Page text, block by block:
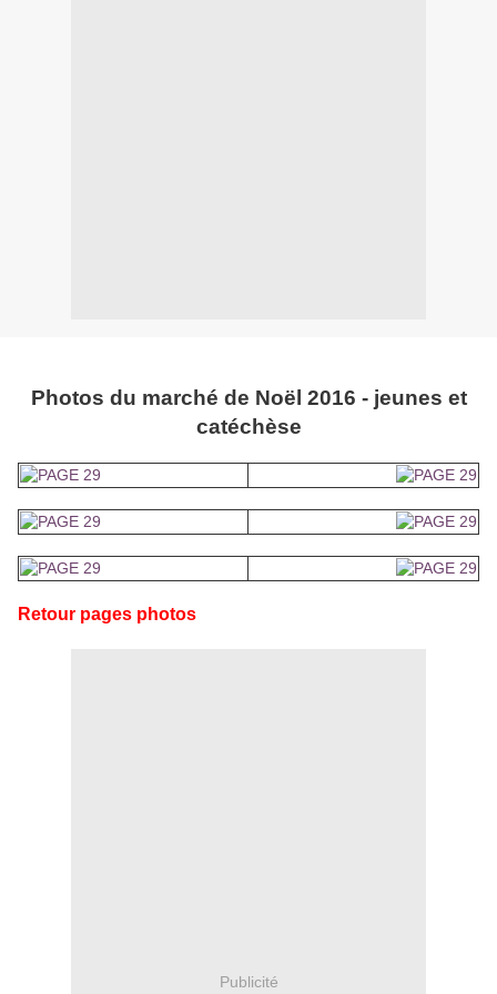
Photos du marché de Noël 2016 - jeunes et
catéchèse
Retour pages photos
Publicité